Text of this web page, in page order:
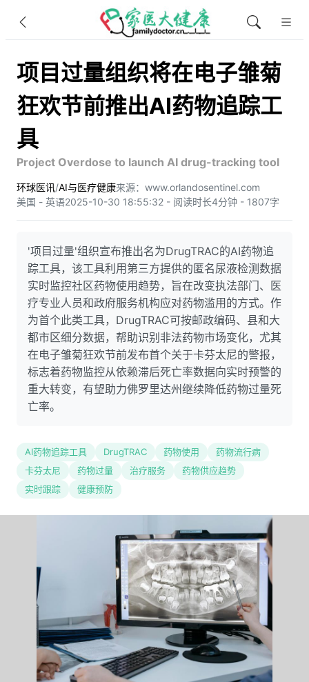
项目过量组织将在电子雏菊
狂欢节前推出AI药物追踪工
具
Project Overdose to launch AI drug-tracking tool
环球医讯/AI与医疗健康来源：www.orlandosentinel.com
美国 - 英语2025-10-30 18:55:32 - 阅读时长4分钟 - 1807字
'项目过量'组织宣布推出名为DrugTRAC的AI药物追
踪工具，该工具利用第三方提供的匿名尿液检测数据
实时监控社区药物使用趋势，旨在改变执法部门、医
疗专业人员和政府服务机构应对药物滥用的方式。作
为首个此类工具，DrugTRAC可按邮政编码、县和大
都市区细分数据，帮助识别非法药物市场变化，尤其
在电子雏菊狂欢节前发布首个关于卡芬太尼的警报，
标志着药物监控从依赖滞后死亡率数据向实时预警的
重大转变，有望助力佛罗里达州继续降低药物过量死
亡率。
AI药物追踪工具 DrugTRAC 药物使用
药物流行病
卡芬太尼
药物过量 治疗服务
药物供应趋势
实时跟踪
健康预防